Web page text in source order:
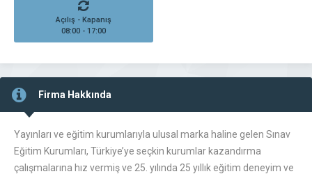
Açılış - Kapanış
08:00 - 17:00
Firma Hakkında
Yayınları ve eğitim kurumlarıyla ulusal marka haline gelen Sınav
Eğitim Kurumları, Türkiye’ye seçkin kurumlar kazandırma
çalışmalarına hız vermiş ve 25. yılında 25 yıllık eğitim deneyim ve